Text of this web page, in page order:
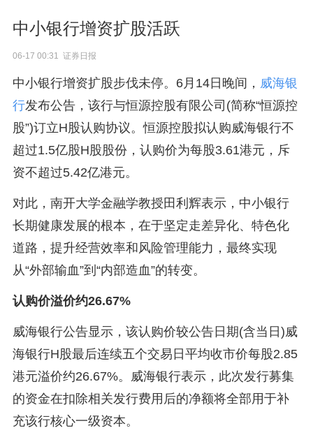
中小银行增资扩股活跃
06-17 00:31 证券日报
中小银行增资扩股步伐未停。6月14日晚间， 威海银
行发布公告，该行与恒源控股有限公司(简称“恒源控
股”)订立H股认购协议。恒源控股拟认购威海银行不
超过1.5亿股H股股份，认购价为每股3.61港元，斥
资不超过5.42亿港元。
对此，南开大学金融学教授田利辉表示，中小银行
长期健康发展的根本，在于坚定走差异化、特色化
道路，提升经营效率和风险管理能力，最终实现
从“外部输血”到“内部造血”的转变。
认购价溢价约26.67%
威海银行公告显示，该认购价较公告日期(含当日)威
海银行H股最后连续五个交易日平均收市价每股2.85
港元溢价约26.67%。威海银行表示，此次发行募集
的资金在扣除相关发行费用后的净额将全部用于补
充该行核心一级资本。